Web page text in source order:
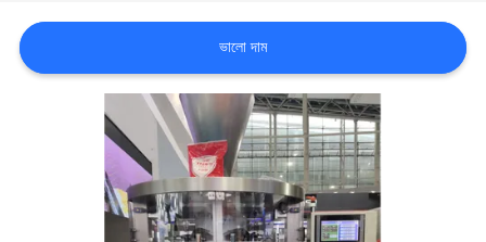
মামলা
ভালো দাম